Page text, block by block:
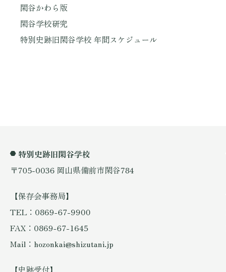
閑谷かわら版
閑谷学校研究
特別史跡旧閑谷学校 年間スケジュール
特別史跡旧閑谷学校
〒705-0036 岡山県備前市閑谷784
【保存会事務局】
TEL：0869-67-9900
FAX：0869-67-1645
Mail：hozonkai@shizutani.jp
【史跡受付】